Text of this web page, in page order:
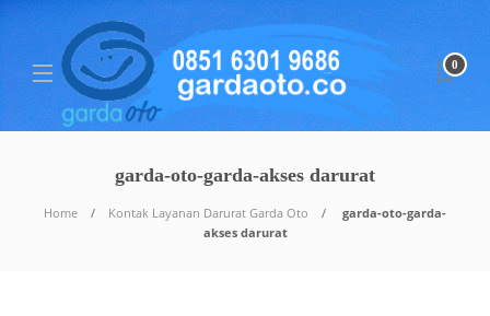
0
garda-oto-garda-akses darurat
Home Kontak Layanan Darurat Garda Oto
garda-oto-garda-
akses darurat